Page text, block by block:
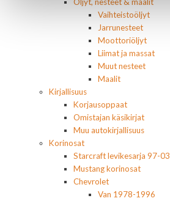
Vaihteistoöljyt
Jarrunesteet
Moottoriöljyt
Liimat ja massat
Muut nesteet
Maalit
Kirjallisuus
Korjausoppaat
Omistajan käsikirjat
Muu autokirjallisuus
Korinosat
Starcraft levikesarja 97-03
Mustang korinosat
Chevrolet
Van 1978-1996